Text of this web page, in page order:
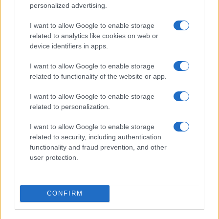
personalized advertising.
I want to allow Google to enable storage
related to analytics like cookies on web or
device identifiers in apps.
I want to allow Google to enable storage
related to functionality of the website or app.
I want to allow Google to enable storage
related to personalization.
I want to allow Google to enable storage
related to security, including authentication
functionality and fraud prevention, and other
user protection.
CONFIRM
soltanto per giustificare e far digerire misure
coattive e restrittive della libertà personale che un
d’emergenza giustificherebbe. E qui sta il vero
inferto alla società civile.
Ciò che stiamo (più o meno) affrontando oggi, con
la guerra ha pochissimo a che fare e metodi
spiccatamente bellici possono essere inefficaci o
addirittura controproducenti. D’altra parte,
almeno in Italia, la voglia dell’”uomo forte”, magari
nostro folclore, salvo poi gridare al colpo di stato
imminente. Siamo fatti così: per anni abbiamo